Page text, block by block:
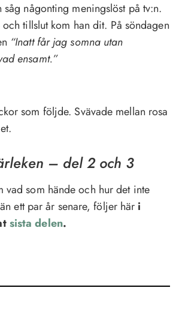
någonting meningslöst på tv:n.
tillslut kom han dit. På söndagen
“Inatt får jag somna utan
ensamt.”
som följde. Svävade mellan rosa
– del 2 och 3
vad som hände och hur det inte
ett par år senare, följer här i
sista delen.